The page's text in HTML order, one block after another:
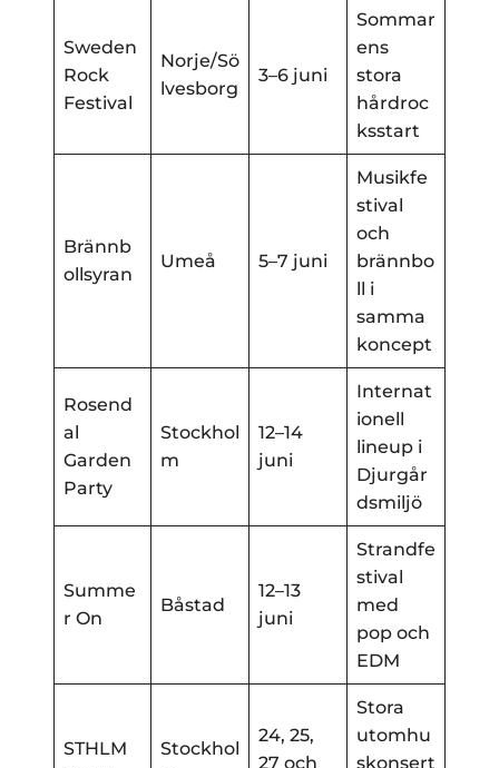
Sweden
Rock
Festival
Norje/Sö
lvesborg
3–6 juni
Sommar
ens
stora
hårdroc
ksstart
Brännb
ollsyran
Umeå 5–7 juni
Musikfe
stival
och
brännbo
ll i
samma
koncept
Rosend
al
Garden
Party
Stockhol
m
12–14
juni
Internat
ionell
lineup i
Djurgår
dsmiljö
Summe
r On
Båstad
12–13
juni
Strandfe
stival
med
pop och
EDM
STHLM
Stockhol
24, 25,
27 och
Stora
utomhu
skonsert